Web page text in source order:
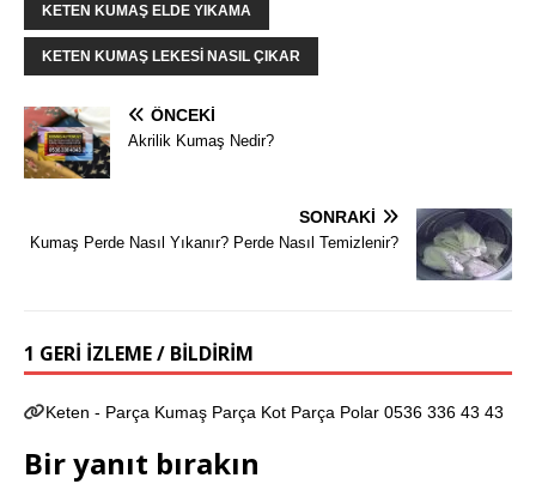
KETEN KUMAŞ ELDE YIKAMA
KETEN KUMAŞ LEKESI NASIL ÇIKAR
ÖNCEKI
Akrilik Kumaş Nedir?
SONRAKI
Kumaş Perde Nasıl Yıkanır? Perde Nasıl Temizlenir?
1 GERI IZLEME / BILDIRIM
Keten - Parça Kumaş Parça Kot Parça Polar 0536 336 43 43
Bir yanıt bırakın